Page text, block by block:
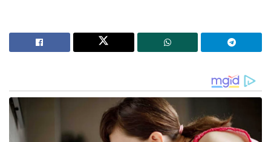
ഗ്രൗണ്ടിൽ ഇറങ്ങിയ ആളെ പോലെ തോന്നി. വലിയ
സ്കോർ ഇല്ലാത്തതുകൊണ്ട് രചിൻ നടത്തിയ
സമ്മാനിച്ചത്. വലിയ ആശ്വാസം തരുന്ന ഒരു വിജയം
ആയി തോന്നിയില്ല അടുത്ത കളിക്ക് മുൻപായി ടീം
കോമ്പിനേഷനിൽ മാറ്റങ്ങൾ വരുത്തേണ്ടത്
അത്യാവശ്യമാണെന്ന് തോന്നി..